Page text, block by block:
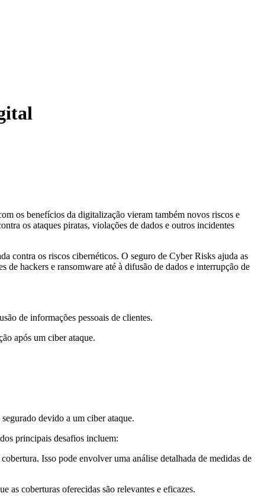
os benefícios da digitalização vieram também novos riscos e
os ataques piratas, violações de dados e outros incidentes
contra os riscos cibernéticos. O seguro de Cyber Risks ajuda as
de hackers e ransomware até à difusão de dados e interrupção de
de informações pessoais de clientes.
após um ciber ataque.
devido a um ciber ataque.
principais desafios incluem:
Isso pode envolver uma análise detalhada de medidas de
as coberturas oferecidas são relevantes e eficazes.